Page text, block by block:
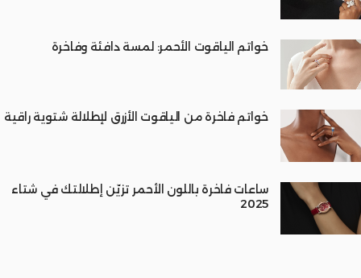
خواتم الياقوت الأحمر: لمسة دافئة وفاخرة
خواتم فاخرة من الياقوت الأزرق لإطلالة شتوية راقية
ساعات فاخرة باللون الأحمر تزيّن إطلالتك في شتاء
2025